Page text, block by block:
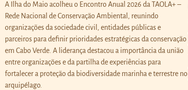
A Ilha do Maio acolheu o Encontro Anual 2026 da TAOLA+ –
Rede Nacional de Conservação Ambiental, reunindo
organizações da sociedade civil, entidades públicas e
parceiros para definir prioridades estratégicas da conservação
em Cabo Verde. A liderança destacou a importância da união
entre organizações e da partilha de experiências para
fortalecer a proteção da biodiversidade marinha e terrestre no
arquipélago.